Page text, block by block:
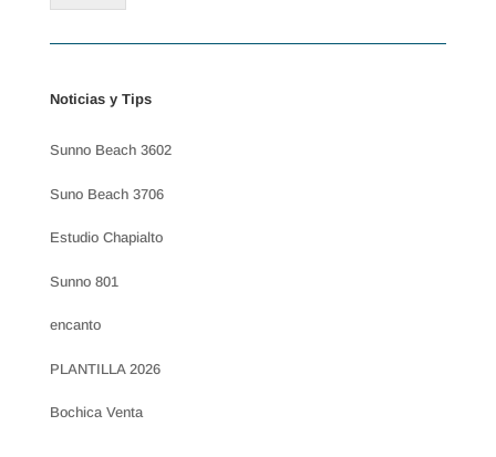
Noticias y Tips
Sunno Beach 3602
Suno Beach 3706
Estudio Chapialto
Sunno 801
encanto
PLANTILLA 2026
Bochica Venta